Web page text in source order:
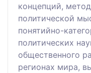
концепций,
политической
понятийно-
политических
общественного
регионах мира,